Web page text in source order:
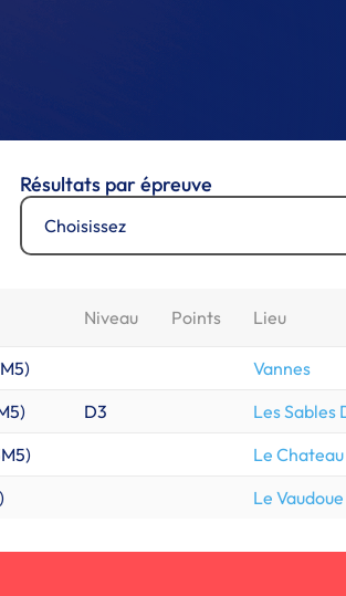
Résultats par épreuve
Choisissez
Niveau Points Lieu
)
Vannes
) D3
Les Sables
)
Le
) Le Vaudoue